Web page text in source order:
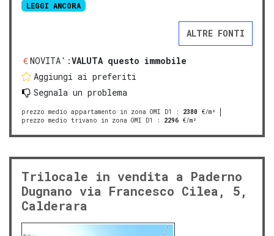
LEGGI ANCORA
ALTRE FONTI
NOVITA':VALUTA questo immobile
Aggiungi ai preferiti
Segnala un problema
prezzo medio appartamento in zona OMI D1 : 2380 €/m²
prezzo medio trivano in zona OMI D1
: 2296 €/m²
Trilocale in vendita a Paderno
Dugnano via Francesco Cilea, 5,
Calderara